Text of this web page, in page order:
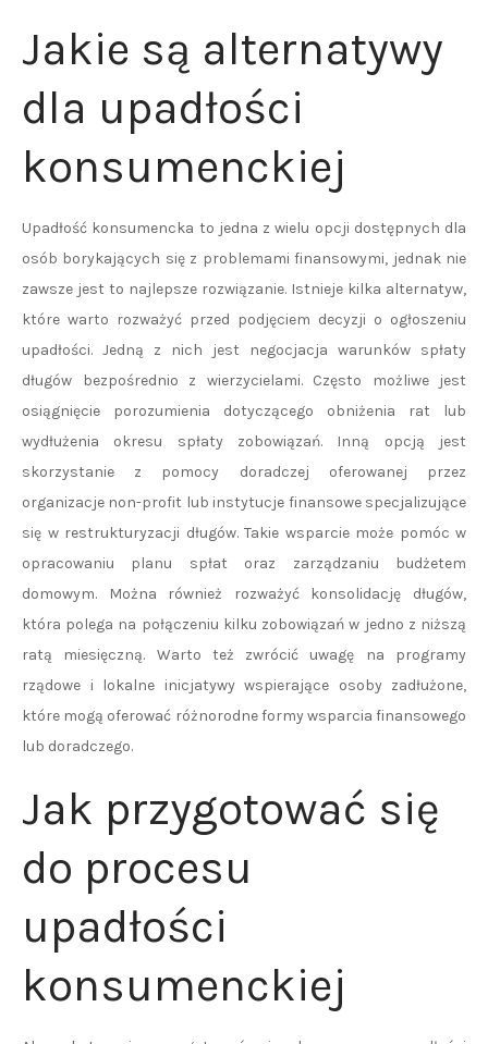
Jakie są alternatywy
dla upadłości
konsumenckiej
Upadłość konsumencka to jedna z wielu opcji dostępnych dla
osób borykających się z problemami finansowymi, jednak nie
zawsze jest to najlepsze rozwiązanie. Istnieje kilka alternatyw,
które warto rozważyć przed podjęciem decyzji o ogłoszeniu
upadłości. Jedną z nich jest negocjacja warunków spłaty
długów bezpośrednio z wierzycielami. Często możliwe jest
osiągnięcie porozumienia dotyczącego obniżenia rat lub
wydłużenia okresu spłaty zobowiązań. Inną opcją jest
skorzystanie z pomocy doradczej oferowanej przez
organizacje non-profit lub instytucje finansowe specjalizujące
się w restrukturyzacji długów. Takie wsparcie może pomóc w
opracowaniu planu spłat oraz zarządzaniu budżetem
domowym. Można również rozważyć konsolidację długów,
która polega na połączeniu kilku zobowiązań w jedno z niższą
ratą miesięczną. Warto też zwrócić uwagę na programy
rządowe i lokalne inicjatywy wspierające osoby zadłużone,
które mogą oferować różnorodne formy wsparcia finansowego
lub doradczego.
Jak przygotować się
do procesu
upadłości
konsumenckiej